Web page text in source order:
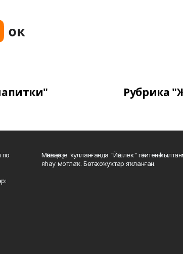
Рубрика
по
Мәҡәләләрҙе ҡулланғанда "Йәшлек" гәзитенә
яһау мотлаҡ. Бөтә хоҡуҡтар яҡланған.